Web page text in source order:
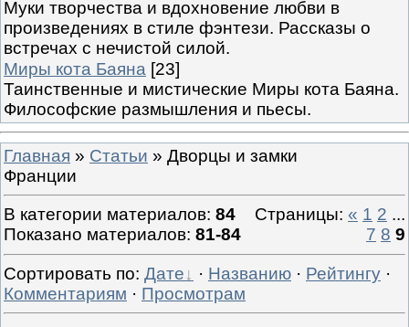
Муки творчества и вдохновение любви в
произведениях в стиле фэнтези. Рассказы о
встречах с нечистой силой.
Миры кота Баяна [23]
Таинственные и мистические Миры кота Баяна.
Философские размышления и пьесы.
Главная » Статьи » Дворцы и замки
Франции
В категории материалов: 84
Показано материалов: 81-84
Страницы: « 1 2 ...
7 8 9
Сортировать по: Дате · Названию · Рейтингу ·
Комментариям · Просмотрам